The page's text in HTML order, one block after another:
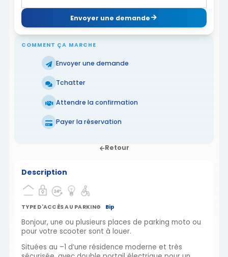
Envoyer une demande
COMMENT ÇA MARCHE
Envoyer une demande
Tchatter
Attendre la confirmation
Payer la réservation
Retour
Description
TYPE D'ACCÈS AU PARKING Bip
Bonjour, une ou plusieurs places de parking moto ou
pour votre scooter sont à louer.
Situées au –1 d’une résidence moderne et très